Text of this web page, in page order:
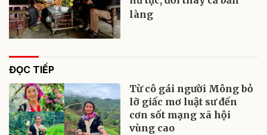
làng
ĐỌC TIẾP
Từ cô gái người Mông bỏ
lỡ giấc mơ luật sư đến
cơn sốt mạng xã hội
vùng cao